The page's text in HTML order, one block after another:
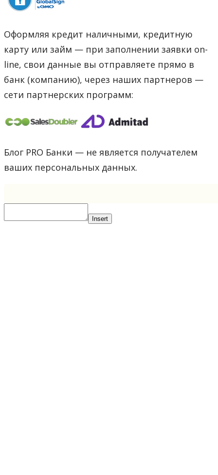
Оформляя кредит наличными, кредитную
карту или займ — при заполнении заявки on-
line, свои данные вы отправляете прямо в
банк (компанию), через наших партнеров —
сети партнерских программ:
Блог PRO Банки — не является получателем
ваших персональных данных.
Insert